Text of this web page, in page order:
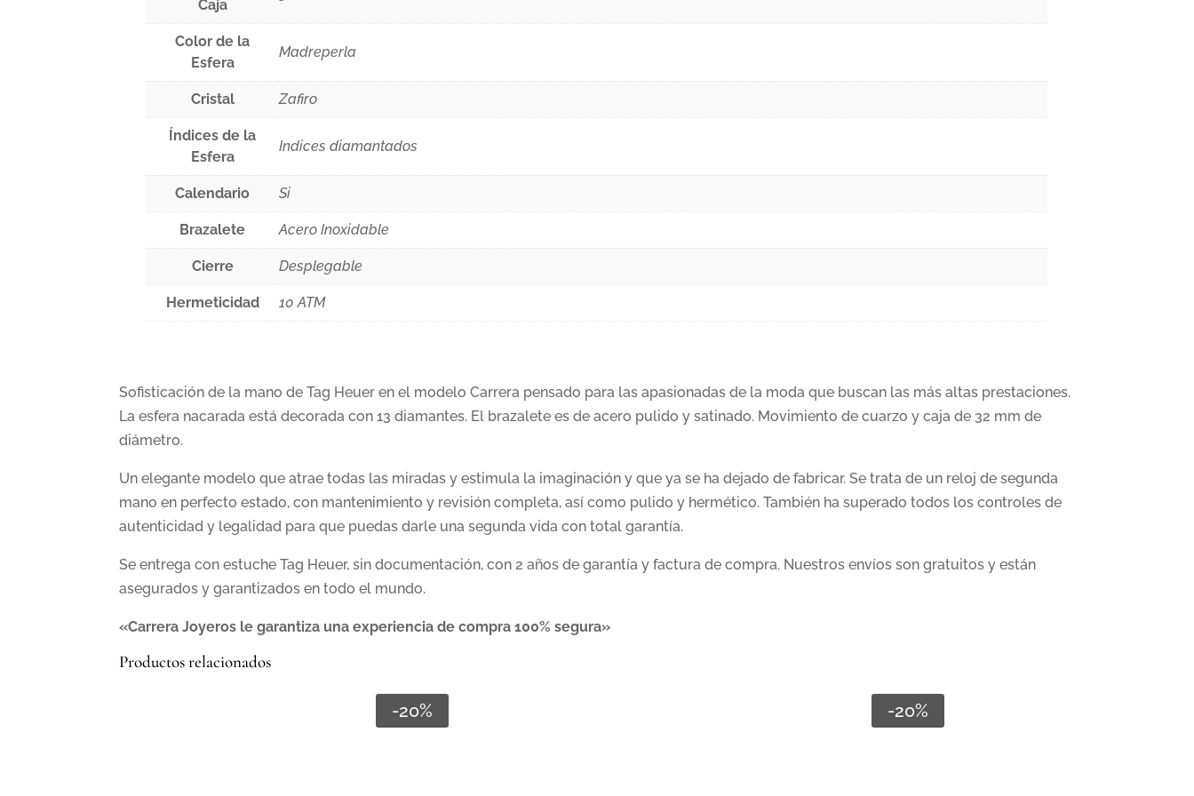
Caja
Color de la
Esfera
Madreperla
Cristal Zafiro
Índices de la
Esfera
Indices diamantados
Calendario Si
Brazalete Acero Inoxidable
Cierre Desplegable
Hermeticidad 10 ATM
Sofisticación de la mano de Tag Heuer en el modelo Carrera pensado para las apasionadas de la moda que buscan las más altas prestaciones.
La esfera nacarada está decorada con 13 diamantes. El brazalete es de acero pulido y satinado. Movimiento de cuarzo y caja de 32 mm de
diámetro.
Un elegante modelo que atrae todas las miradas y estimula la imaginación y que ya se ha dejado de fabricar. Se trata de un reloj de segunda
mano en perfecto estado, con mantenimiento y revisión completa, así como pulido y hermético. También ha superado todos los controles de
autenticidad y legalidad para que puedas darle una segunda vida con total garantía.
Se entrega con estuche Tag Heuer, sin documentación, con 2 años de garantía y factura de compra. Nuestros envíos son gratuitos y están
asegurados y garantizados en todo el mundo.
«Carrera Joyeros le garantiza una experiencia de compra 100% segura»
Productos relacionados
-20% -20%